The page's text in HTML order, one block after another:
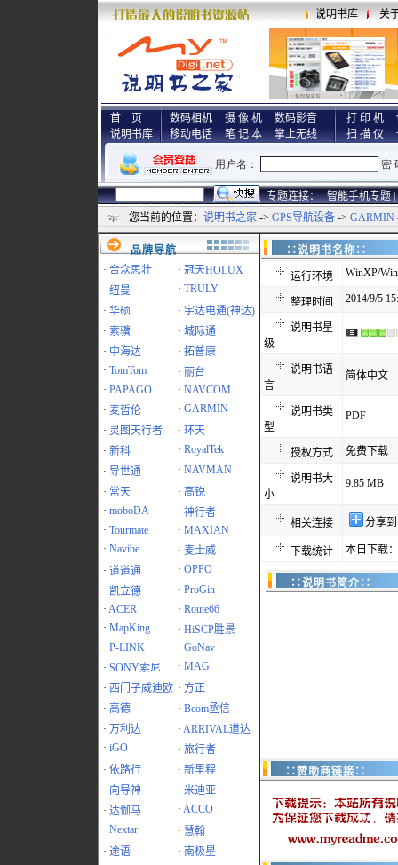
说明书库 关
首 页
说明书库
数码相机 摄 像 机
数码影音
移动电话
笔 记 本 掌上无线
打 印 机
扫 描 仪
专题连接： 智能手机专题 |
您当前的位置： 说明书之家 -> GPS导航设备 -> GARMIN
品牌导航
· 合众思壮 · 冠天HOLUX
· 纽曼 · TRULY
· 华硕 · 宇达电通(神达)
· 索骥 · 城际通
· 中海达 · 拓普康
· TomTom · 丽台
· PAPAGO · NAVCOM
· 麦哲伦 · GARMIN
· 灵图天行者 · 环天
· 新科 · RoyalTek
· 导世通 · NAVMAN
· 常天 · 高锐
· moboDA · 神行者
· Tourmate · MAXIAN
· Navibe · 麦士威
· 道道通 · OPPO
· 凯立德 · ProGin
· ACER · Route66
· MapKing · HiSCP胜景
· P-LINK · GoNav
· SONY索尼 · MAG
· 西门子威迪欧 · 方正
· 高德 · Bcom丞信
· 万利达 · ARRIVAL道达
· iGO · 旅行者
· 依路行 · 新里程
· 向导神 · 米迪亚
· 达伽马 · ACCO
· Nextar · 慧翰
· 途语 · 南极星
∷说明书名
运行环境 WinXP/
整理时间 2014/9/5
说明书星
级
说明书语
言
简体中文
说明书类
型
PDF
授权方式 免费下载
说明书大
小
9.85 MB
相关连接 分享
下载统计 本日下载
∷说明书简介∷
∷赞助商链接∷